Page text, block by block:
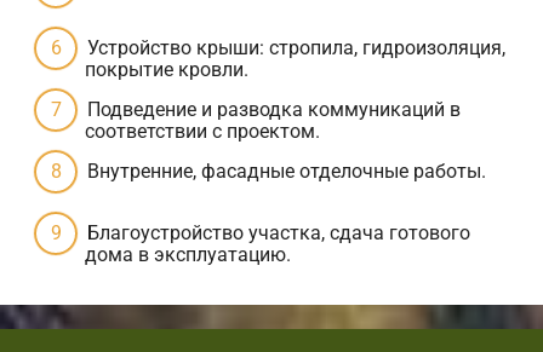
Устройство крыши: стропила, гидроизоляция,
покрытие кровли.
Подведение и разводка коммуникаций в
соответствии с проектом.
Внутренние, фасадные отделочные работы.
Благоустройство участка, сдача готового
дома в эксплуатацию.